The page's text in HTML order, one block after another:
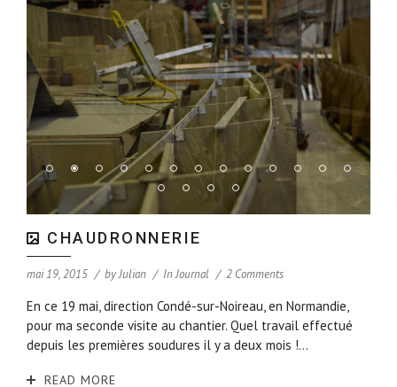
CHAUDRONNERIE
mai 19, 2015 byJulian InJournal 2 Comments
En ce 19 mai, direction Condé-sur-Noireau, en Normandie,
pour ma seconde visite au chantier. Quel travail effectué
depuis les premières soudures il y a deux mois !...
READ MORE